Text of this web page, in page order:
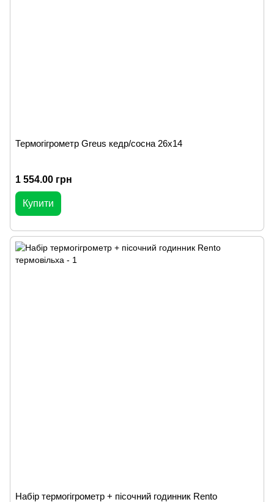
Термогігрометр Greus кедр/сосна 26х14
1 554.00 грн
Купити
Набір термогігрометр + пісочний годинник Rento